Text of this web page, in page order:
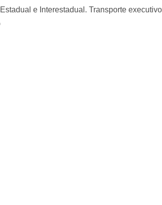
e Interestadual. Transporte